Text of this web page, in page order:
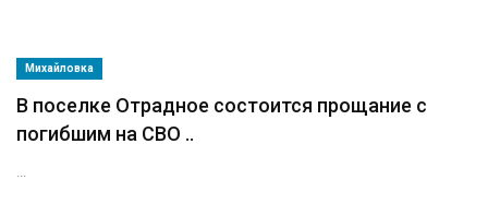
Михайловка
В поселке Отрадное состоится прощание с
погибшим на СВО ..
...